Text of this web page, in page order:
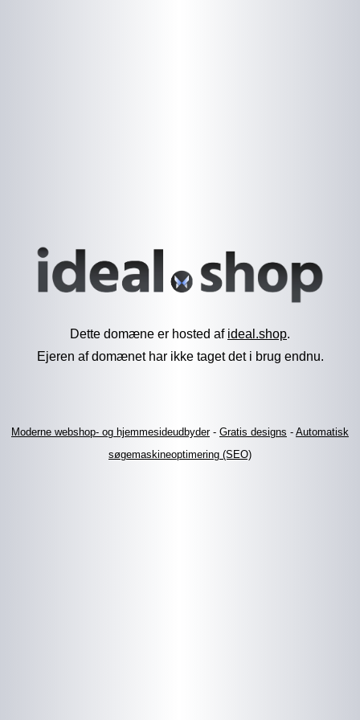
Dette domæne er hosted af ideal.shop.
Ejeren af domænet har ikke taget det i brug endnu.
Moderne webshop- og hjemmesideudbyder- Gratis designs - Automatisk
søgemaskineoptimering (SEO)